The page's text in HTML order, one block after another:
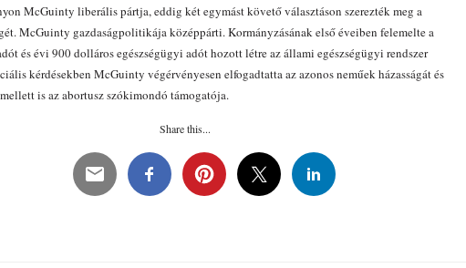
McGuinty liberális pártja, eddig két egymást követő választáson szerezték meg a
McGuinty gazdaságpolitikája középpárti. Kormányzásának első éveiben felemelte a
és évi 900 dolláros egészségügyi adót hozott létre az állami egészségügyi rendszer
kérdésekben McGuinty végérvényesen elfogadtatta az azonos neműek házasságát és
is az abortusz szókimondó támogatója.
Share this...